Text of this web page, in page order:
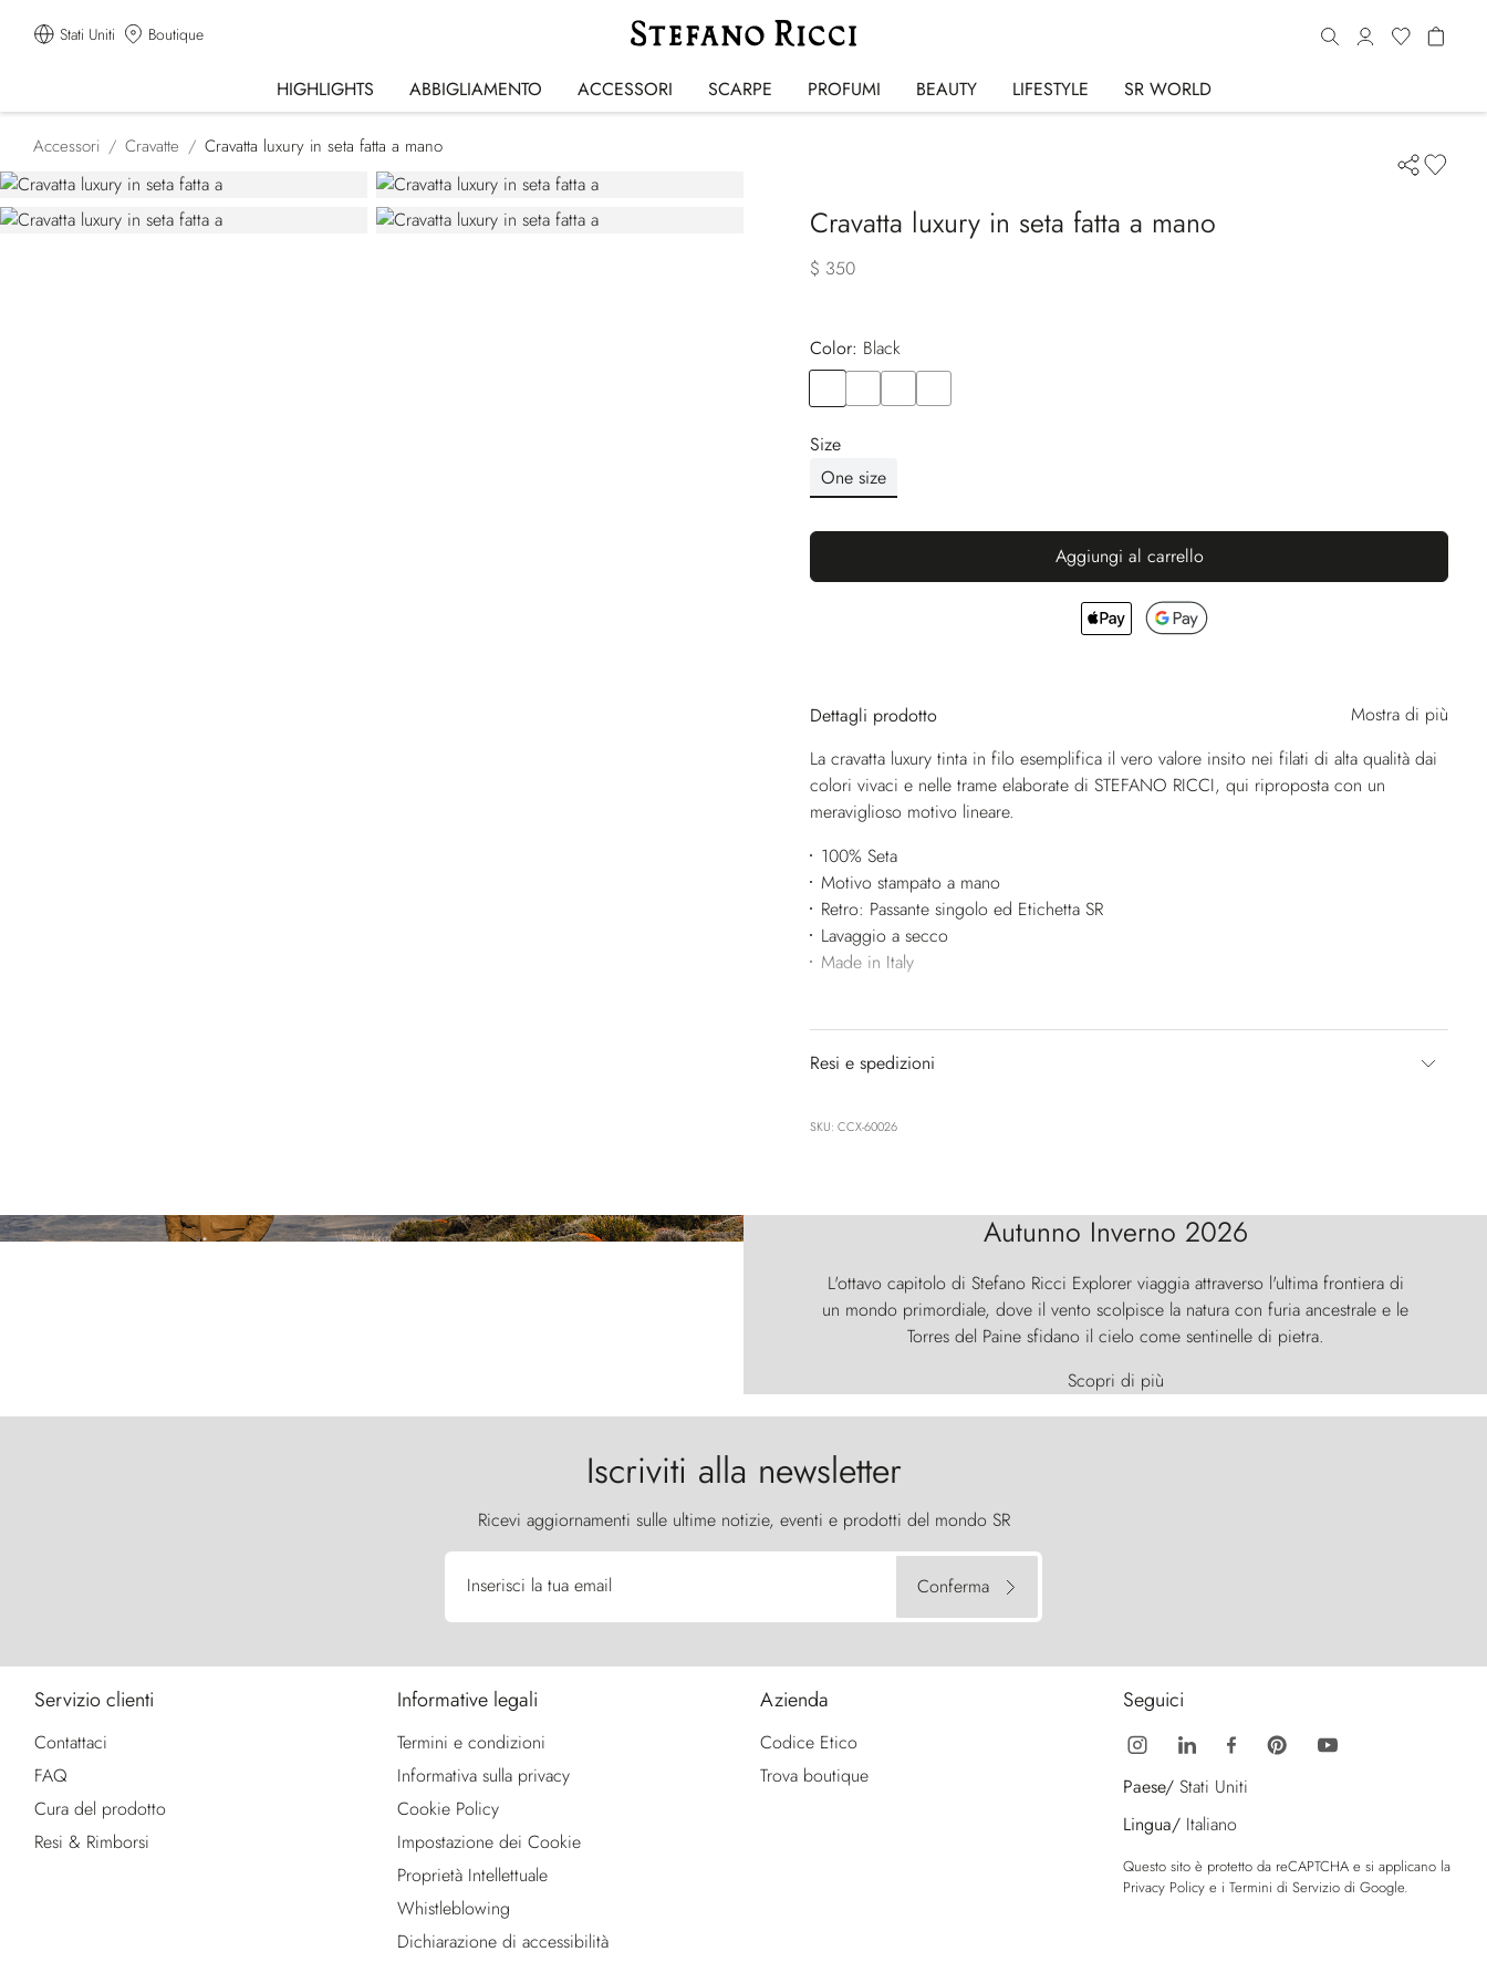
Stati Uniti Boutique
HIGHLIGHTS ABBIGLIAMENTO ACCESSORI SCARPE PROFUMI BEAUTY LIFESTYLE SR WORLD
Accessori Cravatte Cravatta luxury in seta fatta a mano
Cravatta luxury in seta fatta a mano
$ 350
Color:
black
Size
One size
Aggiungi al carrello
Dettagli prodotto
Mostra di più
La cravatta luxury tinta in filo esemplifica il vero valore insito nei filati di alta qualità dai
colori vivaci e nelle trame elaborate di STEFANO RICCI, qui riproposta con un
meraviglioso motivo lineare.
100% Seta
Motivo stampato a mano
Retro: Passante singolo ed Etichetta SR
Lavaggio a secco
Made in Italy
Resi e spedizioni
SKU: CCX-60026
Autunno Inverno 2026
L'ottavo capitolo di Stefano Ricci Explorer viaggia attraverso l'ultima frontiera di
un mondo primordiale, dove il vento scolpisce la natura con furia ancestrale e le
Torres del Paine sfidano il cielo come sentinelle di pietra.
Scopri di più
Iscriviti alla newsletter
Ricevi aggiornamenti sulle ultime notizie, eventi e prodotti del mondo SR
Inserisci la tua email Conferma
Servizio clienti
Contattaci
FAQ
Cura del prodotto
Resi & Rimborsi
Informative legali
Termini e condizioni
Informativa sulla privacy
Cookie Policy
Impostazione dei Cookie
Proprietà Intellettuale
Whistleblowing
Dichiarazione di accessibilità
Azienda
Codice Etico
Trova boutique
Seguici
Paese/ Stati Uniti
Lingua/ Italiano
Questo sito è protetto da reCAPTCHA e si applicano la
Privacy Policy e i Termini di Servizio di Google.